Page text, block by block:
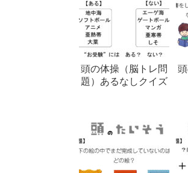
頭の体操（脳トレ問
題）あるなしクイズ